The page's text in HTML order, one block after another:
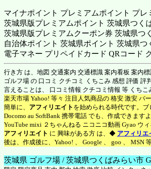
マイナポイント プレミアムポイント プ
茨城県版プレミアムポイント 茨城県つく
茨城県版プレミアムクーポン券 茨城県つ
自治体ポイント 茨城県ポイント 茨城県
電子マネー プリペイドカード QRコード
行き方 は、地図 交通案内 交通標識 案内看板 案内
ゴルフ場 の 口コミ クチコミ くちこみ 感想 評価 評
言えることは、 口コミ情報 クチコミ情報 等 くち
楽天市場 Yahoo! 等々 注目人気商品の 格安 激安 バ
簡単に、 アフィリエイト を始められる時代です。ブ
Docomo au SoftBank 携帯電話 でも、作成できます
YouTube mixi ２ちゃんねる ニコニコ動画 Gyao ウ
アフィリエイト に 興味がある方 は、◆ アフィリエ
後は、作成後に、Yahoo! 、 Google 、 goo 、 MSN
茨城県 ゴルフ場 / 茨城県つくばみらい市